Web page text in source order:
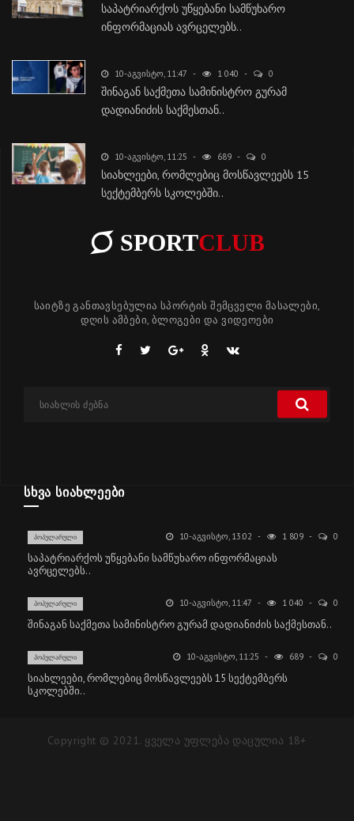
საპატრიარქოს უწყებანი სამწუხარო
ინფორმაციას ავრცელებს..
10-ᲐᲒᲕᲘᲡᲢᲝ, 11:47 1 040 0
შინაგან საქმეთა სამინისტრო გურამ
დადიანიძის საქმესთან..
10-ᲐᲒᲕᲘᲡᲢᲝ, 11:25 689 0
სიახლეები, რომლებიც მოსწავლეებს 15
სექტემბერს სკოლებში..
SPORTCLUB
საიტზე განთავსებულია სპორტის შემცველი მასალები,
დღის ამბები, ბლოგები და ვიდეოები
ᲡᲮᲕᲐ ᲡᲘᲐᲮᲚᲔᲔᲑᲘ
ᲞᲝᲞᲣᲚᲐᲠᲣᲚᲘ 10-ᲐᲒᲕᲘᲡᲢᲝ, 13:02 1 809 0
საპატრიარქოს უწყებანი სამწუხარო ინფორმაციას
ავრცელებს..
ᲞᲝᲞᲣᲚᲐᲠᲣᲚᲘ 10-ᲐᲒᲕᲘᲡᲢᲝ, 11:47 1 040 0
შინაგან საქმეთა სამინისტრო გურამ დადიანიძის საქმესთან..
ᲞᲝᲞᲣᲚᲐᲠᲣᲚᲘ 10-ᲐᲒᲕᲘᲡᲢᲝ, 11:25 689 0
სიახლეები, რომლებიც მოსწავლეებს 15 სექტემბერს
სკოლებში..
Copyright © 2021. ყველა უფლება დაცულია 18+